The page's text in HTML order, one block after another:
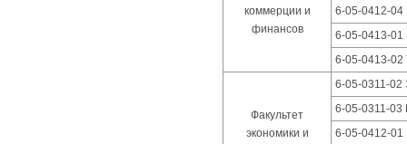
коммерции и
финансов
6-05-0412-04
6-05-0413-01
6-05-0413-02
Факультет
экономики и
6-05-0311-02
6-05-0311-03
6-05-0412-